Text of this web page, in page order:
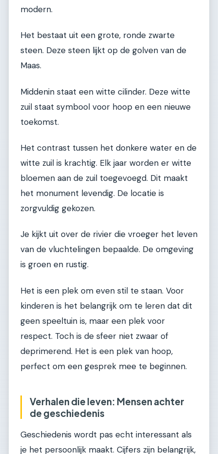
modern.
Het bestaat uit een grote, ronde zwarte
steen. Deze steen lijkt op de golven van de
Maas.
Middenin staat een witte cilinder. Deze witte
zuil staat symbool voor hoop en een nieuwe
toekomst.
Het contrast tussen het donkere water en de
witte zuil is krachtig. Elk jaar worden er witte
bloemen aan de zuil toegevoegd. Dit maakt
het monument levendig. De locatie is
zorgvuldig gekozen.
Je kijkt uit over de rivier die vroeger het leven
van de vluchtelingen bepaalde. De omgeving
is groen en rustig.
Het is een plek om even stil te staan. Voor
kinderen is het belangrijk om te leren dat dit
geen speeltuin is, maar een plek voor
respect. Toch is de sfeer niet zwaar of
deprimerend. Het is een plek van hoop,
perfect om een gesprek mee te beginnen.
Verhalen die leven: Mensen achter
de geschiedenis
Geschiedenis wordt pas echt interessant als
je het persoonlijk maakt. Cijfers zijn belangrijk,